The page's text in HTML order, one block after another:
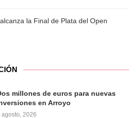
la Final de Plata del Open
millones de euros para nuevas
en Arroyo
agosto, 2026